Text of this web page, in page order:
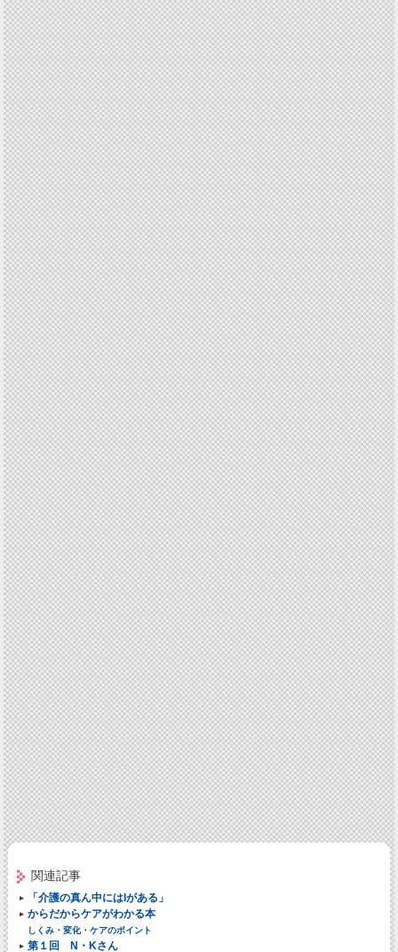
関連記事
「介護の真ん中にはIがある」
からだからケアがわかる本
しくみ・変化・ケアのポイント
第１回 N・Kさん